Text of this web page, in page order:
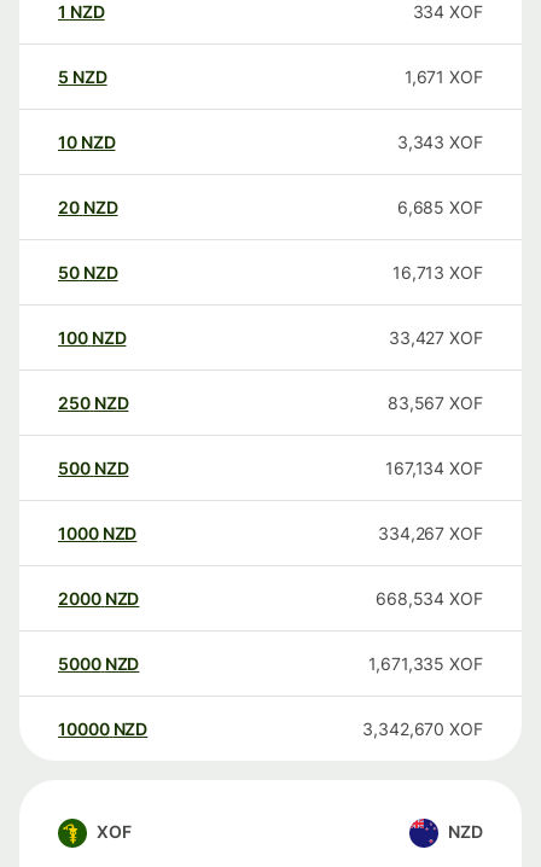
1 NZD 334 XOF
5 NZD 1,671 XOF
10 NZD 3,343 XOF
20 NZD 6,685 XOF
50 NZD 16,713 XOF
100 NZD 33,427 XOF
250 NZD 83,567 XOF
500 NZD 167,134 XOF
1000 NZD 334,267 XOF
2000 NZD 668,534 XOF
5000 NZD 1,671,335 XOF
10000 NZD 3,342,670 XOF
XOF NZD